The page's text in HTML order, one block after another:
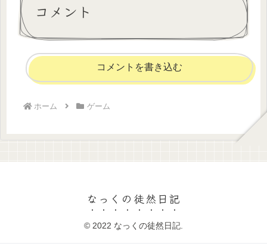
コメント
コメントを書き込む
ホーム ゲーム
なっくの徒然日記
© 2022 なっくの徒然日記.